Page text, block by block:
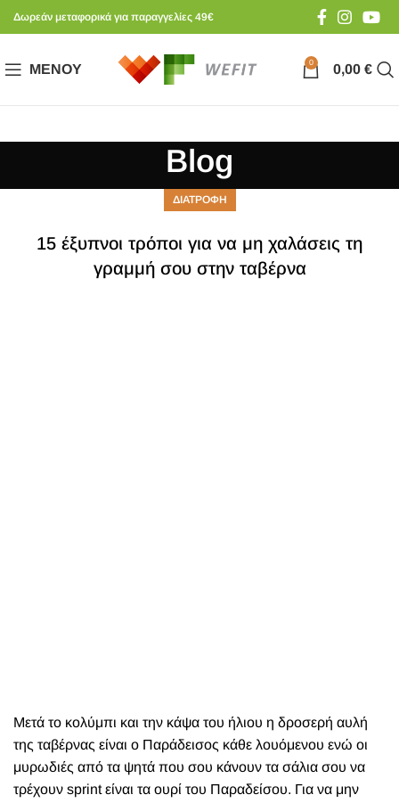
Δωρεάν μεταφορικά για παραγγελίες 49€
ΜΕΝΟΎ 0 0,00 €
Blog
ΔΙΑΤΡΟΦΗ
15 έξυπνοι τρόποι για να μη χαλάσεις τη
γραμμή σου στην ταβέρνα
Μετά το κολύμπι και την κάψα του ήλιου η δροσερή αυλή
της ταβέρνας είναι ο Παράδεισος κάθε λουόμενου ενώ οι
μυρωδιές από τα ψητά που σου κάνουν τα σάλια σου να
τρέχουν sprint είναι τα ουρί του Παραδείσου. Για να μην